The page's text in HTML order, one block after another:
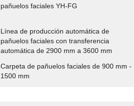
pañuelos faciales YH-FG
Línea de producción automática de
pañuelos faciales con transferencia
automática de 2900 mm a 3600 mm
Carpeta de pañuelos faciales de 900 mm -
1500 mm